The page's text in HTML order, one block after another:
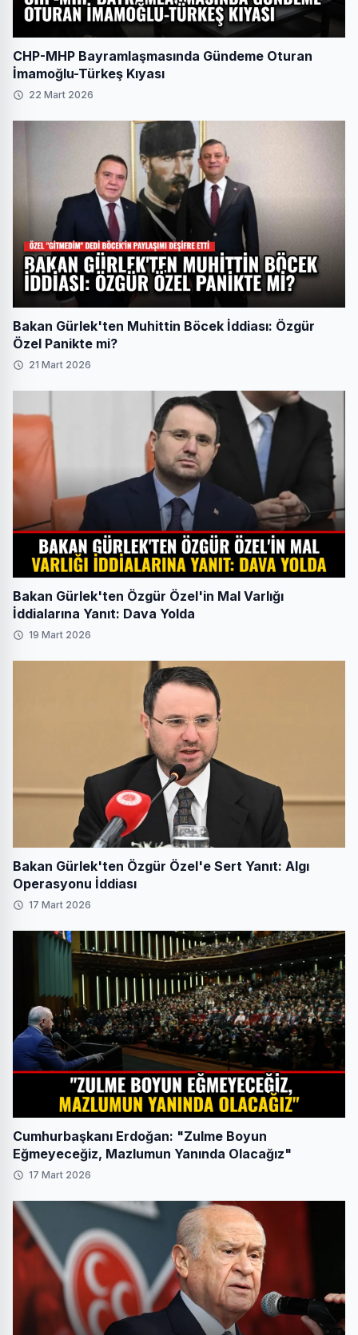
CHP-MHP Bayramlaşmasında Gündeme Oturan
İmamoğlu-Türkeş Kıyası
22 Mart 2026
Bakan Gürlek'ten Muhittin Böcek İddiası: Özgür
Özel Panikte mi?
21 Mart 2026
Bakan Gürlek'ten Özgür Özel'in Mal Varlığı
İddialarına Yanıt: Dava Yolda
19 Mart 2026
Bakan Gürlek'ten Özgür Özel'e Sert Yanıt: Algı
Operasyonu İddiası
17 Mart 2026
Cumhurbaşkanı Erdoğan: "Zulme Boyun
Eğmeyeceğiz, Mazlumun Yanında Olacağız"
17 Mart 2026